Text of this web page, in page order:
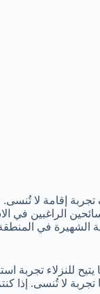
تجربة إقامة لا
الراغبين في
الشهيرة في
للنزلاء تجربة
لا تُنسى. إذا